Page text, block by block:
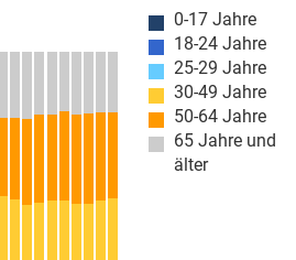
0-17 Jahre
18-24 Jahre
25-29 Jahre
30-49 Jahre
50-64 Jahre
65 Jahre und
älter